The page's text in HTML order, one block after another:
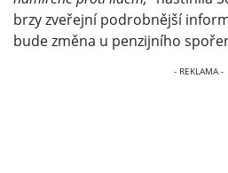
brzy zveřejní podrobnější
bude změna u penzijního